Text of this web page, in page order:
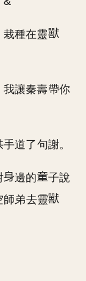
栽種在靈
我讓秦壽帶你
道了句謝。
邊的
子說
師弟去靈